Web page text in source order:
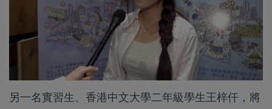
另一名實習生、香港中文大學二年級學生王梓仟，將